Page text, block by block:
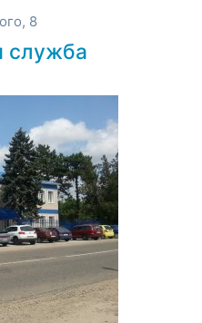
8
служба